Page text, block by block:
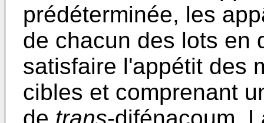
prédéterminée, les
de chacun des lots en
satisfaire l'appétit des
cibles et comprenant